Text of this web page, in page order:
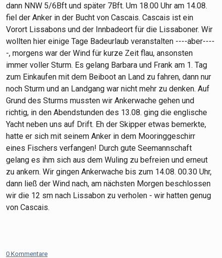
dann NNW 5/6Bft und später 7Bft. Um 18.00 Uhr am 14.08.
fiel der Anker in der Bucht von Cascais. Cascais ist ein
Vorort Lissabons und der Innbadeort für die Lissaboner. Wir
wollten hier einige Tage Badeurlaub veranstalten ----aber----
-, morgens war der Wind für kurze Zeit flau, ansonsten
immer voller Sturm. Es gelang Barbara und Frank am 1. Tag
zum Einkaufen mit dem Beiboot an Land zu fahren, dann nur
noch Sturm und an Landgang war nicht mehr zu denken. Auf
Grund des Sturms mussten wir Ankerwache gehen und
richtig, in den Abendstunden des 13.08. ging die englische
Yacht neben uns auf Drift. Eh der Skipper etwas bemerkte,
hatte er sich mit seinem Anker in dem Mooringgeschirr
eines Fischers verfangen! Durch gute Seemannschaft
gelang es ihm sich aus dem Wuling zu befreien und erneut
zu ankern. Wir gingen Ankerwache bis zum 14.08. 00.30 Uhr,
dann ließ der Wind nach, am nächsten Morgen beschlossen
wir die 12 sm nach Lissabon zu verholen - wir hatten genug
von Cascais.
0 Kommentare